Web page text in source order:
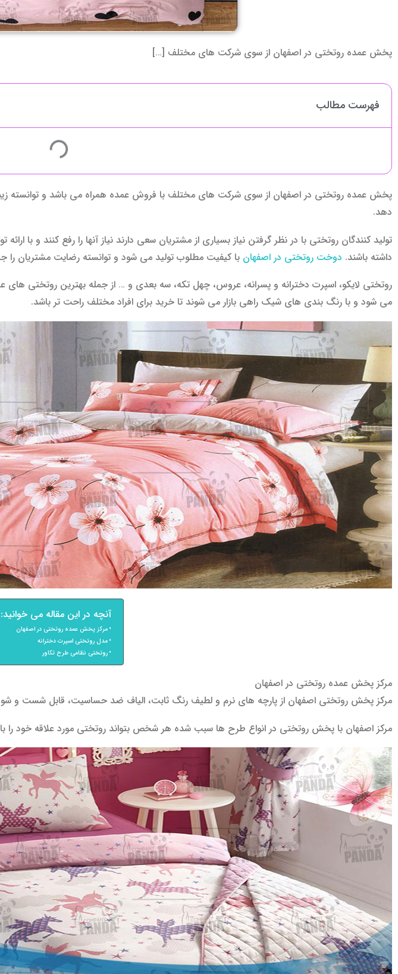
پخش عمده روتختی در اصفهان از سوی شرکت های مختلف […]
فهرست مطالب
پخش عمده روتختی در اصفهان از سوی شرکت های مختلف با فروش عمده همراه می باشد و توانسته
دهد.
تولید کنندگان روتختی با در نظر گرفتن نیاز بسیاری از مشتریان سعی دارند نیاز آنها را رفع کنند و با
داشته باشند. دوخت روتختی در اصفهان با کیفیت مطلوب تولید می شود و توانسته رضایت مشتریان را
روتختی لایکو، اسپرت دخترانه و پسرانه، عروس، چهل تکه، سه بعدی و … از جمله بهترین روتختی های
می شود و با رنگ بندی های شیک راهی بازار می شوند تا خرید برای افراد مختلف راحت تر باشد.
آنچه در این مقاله می خوانید:
مرکز پخش عمده روتختی در اصفهان
مدل روتختی اسپرت دخترانه
روتختی نظامی طرح تکاور
مرکز پخش عمده روتختی در اصفهان
مرکز پخش روتختی اصفهان از پارچه های نرم و لطیف رنگ ثابت، الیاف ضد حساسیت، قابل شست و شو
مرکز اصفهان با پخش روتختی در انواع طرح ها سبب شده هر شخص بتواند روتختی مورد علاقه خود را با